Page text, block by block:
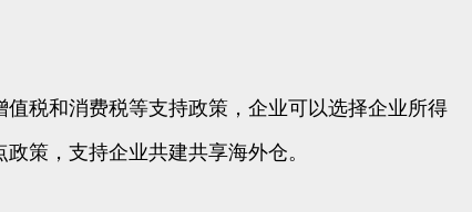
税和消费税等支持政策，企业可以选择企业所得
策，支持企业共建共享海外仓。